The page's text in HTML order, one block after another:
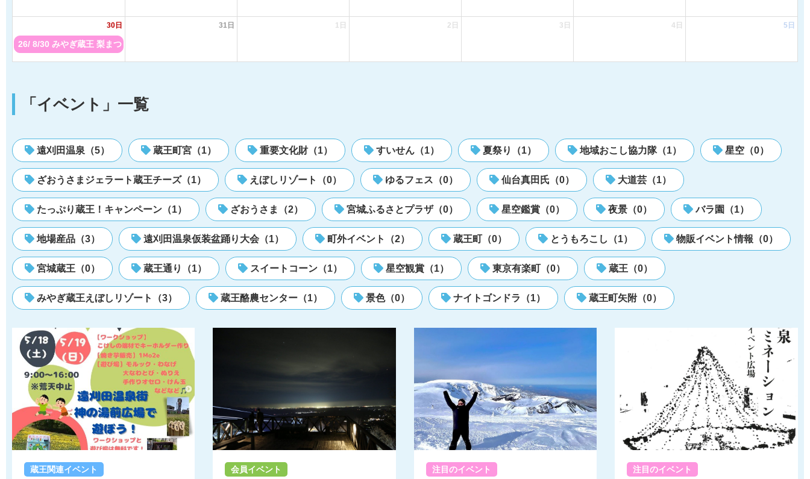
30日
26/ 8/30 みやぎ蔵王 梨まつり
31日 1日 2日 3日 4日 5日
「イベント」一覧
遠刈田温泉（5） 蔵王町宮（1） 重要文化財（1） すいせん（1） 夏祭り（1） 地域おこし協力隊（1） 星空（0）
ざおうさまジェラート蔵王チーズ（1） えぼしリゾート（0） ゆるフェス（0） 仙台真田氏（0） 大道芸（1）
たっぷり蔵王！キャンペーン（1） ざおうさま（2） 宮城ふるさとプラザ（0） 星空鑑賞（0） 夜景（0） バラ園（1）
地場産品（3） 遠刈田温泉仮装盆踊り大会（1） 町外イベント（2） 蔵王町（0） とうもろこし（1） 物販イベント情報（0）
宮城蔵王（0） 蔵王通り（1） スイートコーン（1） 星空観賞（1） 東京有楽町（0） 蔵王（0）
みやぎ蔵王えぼしリゾート（3） 蔵王酪農センター（1） 景色（0） ナイトゴンドラ（1） 蔵王町矢附（0）
蔵王関連イベント 会員イベント 注目のイベント 注目のイベント